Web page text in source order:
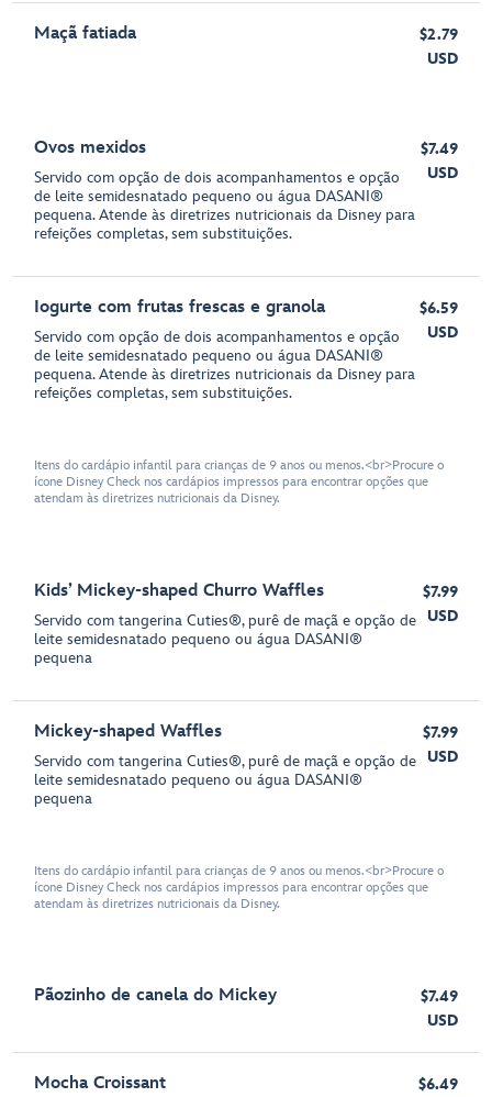
Maçã fatiada
$2.79
USD
Ovos mexidos
Servido com opção de dois acompanhamentos e opção
de leite semidesnatado pequeno ou água DASANI®
pequena. Atende às diretrizes nutricionais da Disney para
refeições completas, sem substituições.
$7.49
USD
Iogurte com frutas frescas e granola
Servido com opção de dois acompanhamentos e opção
de leite semidesnatado pequeno ou água DASANI®
pequena. Atende às diretrizes nutricionais da Disney para
refeições completas, sem substituições.
$6.59
USD
Itens do cardápio infantil para crianças de 9 anos ou menos.<br>Procure o
ícone Disney Check nos cardápios impressos para encontrar opções que
atendam às diretrizes nutricionais da Disney.
Kids’ Mickey-shaped Churro Waffles
Servido com tangerina Cuties®, purê de maçã e opção de
leite semidesnatado pequeno ou água DASANI®
pequena
$7.99
USD
Mickey-shaped Waffles
Servido com tangerina Cuties®, purê de maçã e opção de
leite semidesnatado pequeno ou água DASANI®
pequena
$7.99
USD
Itens do cardápio infantil para crianças de 9 anos ou menos.<br>Procure o
ícone Disney Check nos cardápios impressos para encontrar opções que
atendam às diretrizes nutricionais da Disney.
Pãozinho de canela do Mickey
$7.49
USD
Mocha Croissant
$6.49